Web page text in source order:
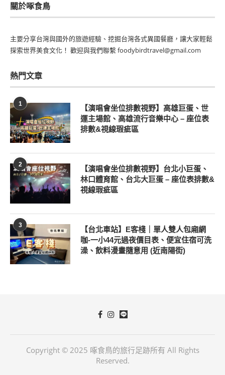
關於啄食鳥
主要分享台灣與國外的旅遊經驗、挖掘台灣各式異國餐廳，讓大家輕鬆
探索世界美食文化！ 歡迎與我們聯繫 foodybirdtravel@gmail.com
熱門文章
1
【演唱會坐位排數視野】高雄巨蛋、世
運主場館、高雄流行音樂中心 – 座位表
排數&視線瑕疵區
2
【演唱會坐位排數視野】台北小巨蛋、
林口體育館、台北大巨蛋 – 座位表排數&
視線瑕疵區
3
【台北車站】E客棧｜單人雙人包廂網
咖-一小44元過夜價目表、便宜住宿可洗
澡、飲料漫畫隨意用 (近南陽街)
Copyright © 2025 啄食鳥的旅行足跡所有 All Rights
Reserved.